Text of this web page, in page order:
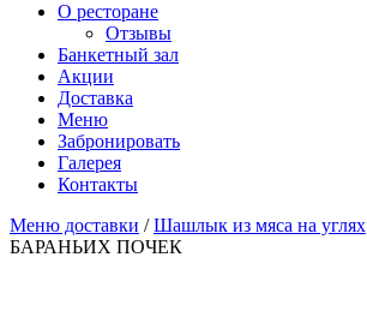
О ресторане
Отзывы
Банкетный зал
Акции
Доставка
Меню
Забронировать
Галерея
Контакты
Меню доставки /Шашлык из мяса на углях
БАРАНЬИХ ПОЧЕК